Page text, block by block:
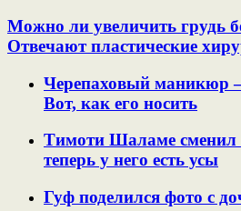
Можно ли увеличить грудь
Отвечают пластические
Черепаховый маникюр –
Вот, как его носить
Тимоти Шаламе
теперь у него есть усы
Гуф поделился фото с